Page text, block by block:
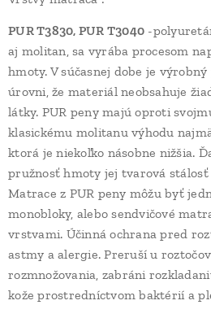
PUR T3830, PUR T3040 -
aj molitan, sa vyrába procesom
hmoty. V súčasnej dobe je
úrovni, že materiál neobsahuje
látky. PUR peny majú oproti
klasickému molitanu výhodu
ktorá je niekoľko násobne nižšia.
pružnosť hmoty jej tvarová stálosť
Matrace z PUR peny môžu byť
monobloky, alebo sendvičové
vrstvami. Účinná ochrana pred
astmy a alergie. Preruší u
rozmnožovania, zabráni
kože prostredníctvom baktérií a